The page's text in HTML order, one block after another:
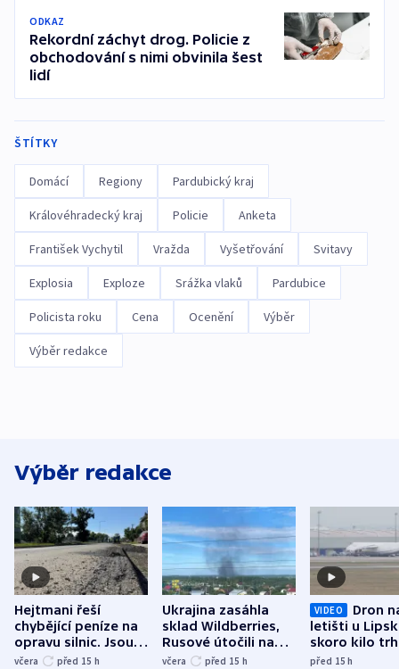
ODKAZ
Rekordní záchyt drog. Policie z
obchodování s nimi obvinila šest
lidí
ŠTÍTKY
Domácí Regiony Pardubický kraj
Královéhradecký kraj Policie Anketa
František Vychytil Vražda Vyšetřování Svitavy
Explosia Exploze Srážka vlaků Pardubice
Policista roku Cena Ocenění Výběr
Výběr redakce
Výběr redakce
Hejtmani řeší
chybějící peníze na
opravu silnic. Jsou
nenárokové, namítá
včera před 15 h
Ukrajina zasáhla
sklad Wildberries,
Rusové útočili na
trh, hasiče či
včera před 15 h
VIDEO
Dron
letišti u
skoro kilo
indicie
před 15h